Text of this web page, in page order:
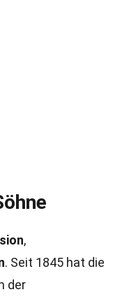
,
. Seit 1845 hat die
der